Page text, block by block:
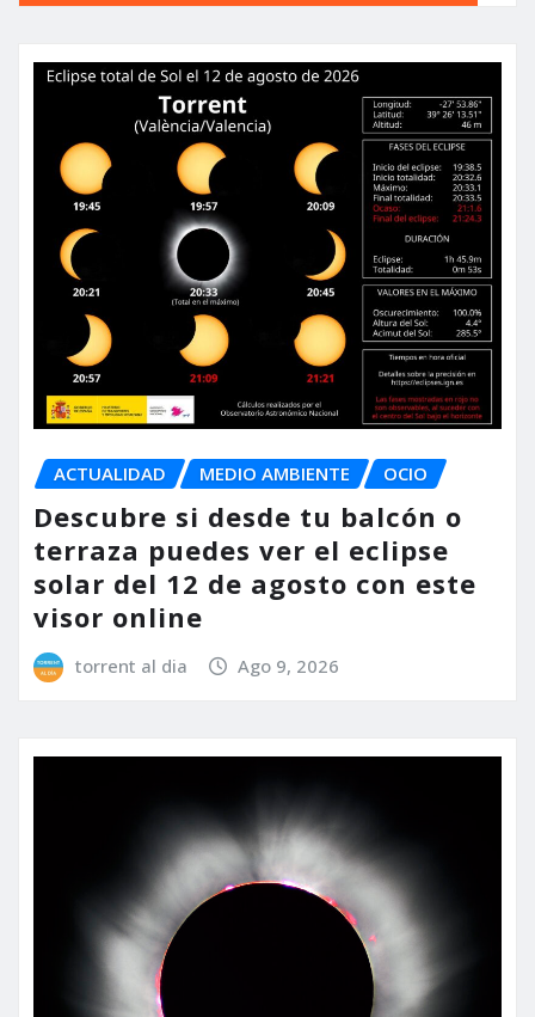
ACTUALIDAD MEDIO AMBIENTE OCIO
Descubre si desde tu balcón o
terraza puedes ver el eclipse
solar del 12 de agosto con este
visor online
torrent al dia Ago 9, 2026